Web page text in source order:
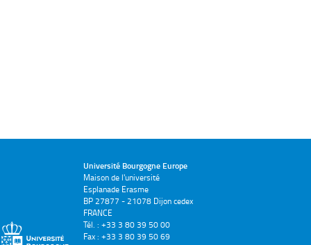
Université Bourgogne Europe
Maison de l'université
Esplanade Erasme
BP 27877 - 21078 Dijon cedex
FRANCE
Tél. : +33 3 80 39 50 00
Fax : +33 3 80 39 50 69